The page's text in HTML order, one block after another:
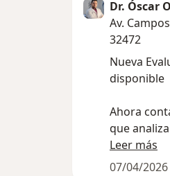
Dr. Óscar
Av.
32472
Nueva
disponible
Ahora
que
mide la
decisiones
Leer más
07/04/2026